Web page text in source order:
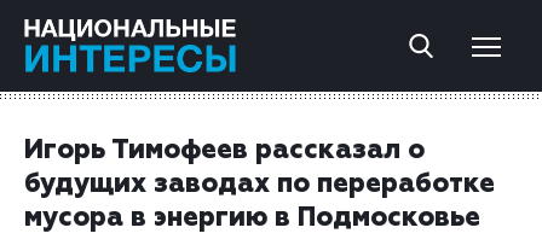
Игорь Тимофеев рассказал о
будущих заводах по переработке
мусора в энергию в Подмосковье